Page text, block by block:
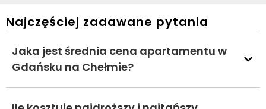
Najczęściej zadawane pytania
Jaka jest średnia cena apartamentu w
Gdańsku na Chełmie?